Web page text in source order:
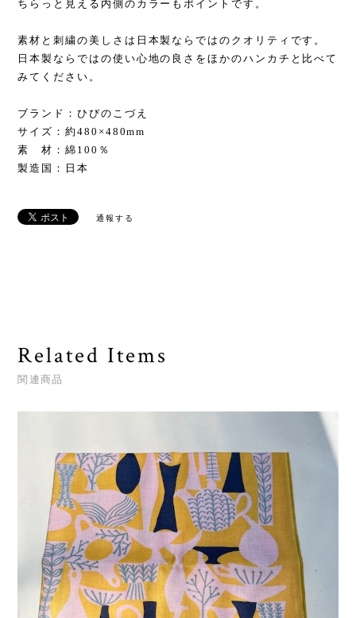
ちらっと見える内側のカラーもポイントです。
素材と刺繍の美しさは日本製ならではのクオリティです。
日本製ならではの使い心地の良さをほかのハンカチと比べて
みてください。
ブランド：ひびのこづえ
サイズ：約480×480mm
素 材：綿100％
製造国：日本
通報する
Related Items
関連商品